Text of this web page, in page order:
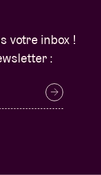
votre inbox !
: